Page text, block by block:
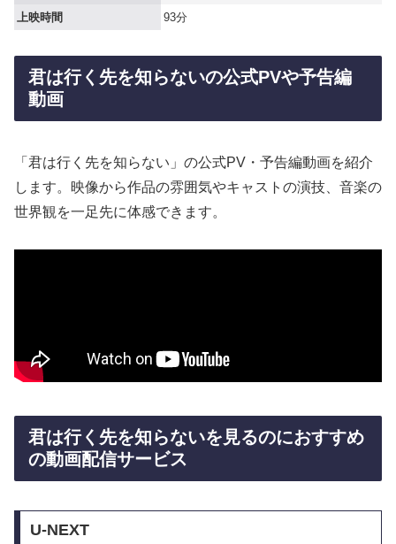
上映時間
93分
君は行く先を知らないの公式PVや予告編
動画
「君は行く先を知らない」の公式PV・予告編動画を紹介
します。映像から作品の雰囲気やキャストの演技、音楽の
世界観を一足先に体感できます。
君は行く先を知らないを見るのにおすすめ
の動画配信サービス
U-NEXT